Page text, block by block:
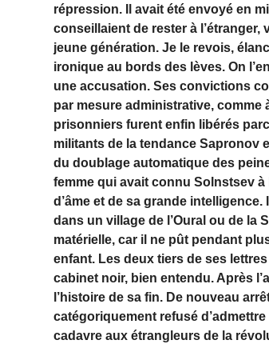
répression. Il avait été envoyé en
conseillaient de rester à
jeune génération. Je le revois,
ironique au bords des lèves. On
une accusation. Ses convictions
par mesure administrative, comme
prisonniers furent enfin libérés
militants de la tendance Sapronov
du doublage automatique des
femme qui avait connu Solnstsev
d’âme et de sa grande
dans un village de l’Oural ou de la
matérielle, car il ne pût pendant
enfant. Les deux tiers de ses
cabinet noir, bien entendu. Après
l’histoire de sa fin. De nouveau
catégoriquement refusé
cadavre aux étrangleurs de la